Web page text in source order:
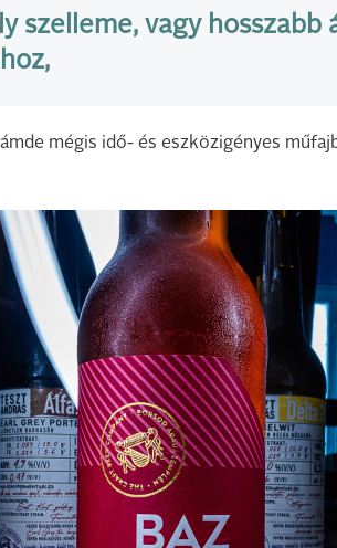
szelleme, vagy hosszabb
mégis idő- és eszközigényes